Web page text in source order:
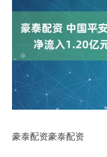
豪泰配资豪泰配资